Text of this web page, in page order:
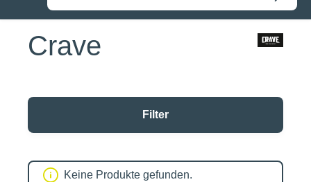
Crave
Filter
Keine Produkte gefunden.